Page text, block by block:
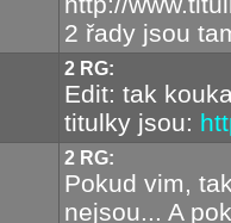
2 řady jsou
2 RG:
Edit: tak
titulky jsou:
2 RG:
Pokud vim,
nejsou... A